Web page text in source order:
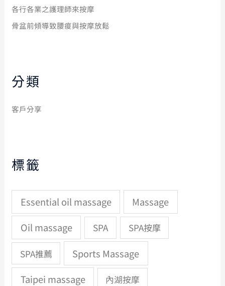
各行各業之護理師來按摩
骨盆前傾導致腰痠與按摩放鬆
分類
客戶分享
標籤
Essential oil massage
Massage
Oil massage
SPA SPA按摩
SPA推薦
Sports Massage
Taipei massage
內湖按摩